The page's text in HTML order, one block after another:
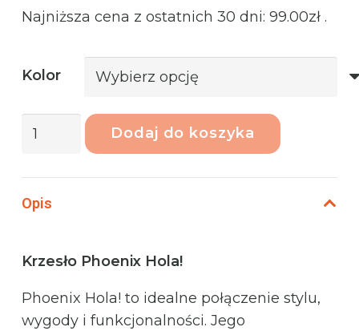
Najniższa cena z ostatnich 30 dni: 99.00zł .
Kolor
ilość
ogrodowe
Dodaj do koszyka
Opis
Krzesło Phoenix Hola!
Phoenix Hola! to idealne połączenie stylu,
wygody i funkcjonalności. Jego